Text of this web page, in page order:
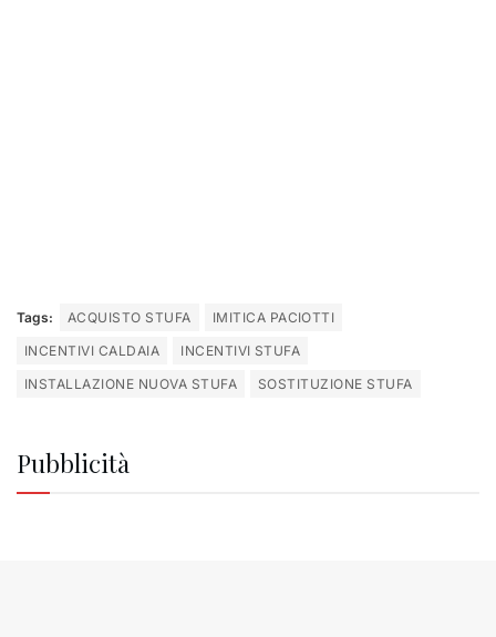
Tags: ACQUISTO STUFA
IMITICA PACIOTTI
INCENTIVI CALDAIA
INCENTIVI STUFA
INSTALLAZIONE NUOVA STUFA
SOSTITUZIONE STUFA
Pubblicità